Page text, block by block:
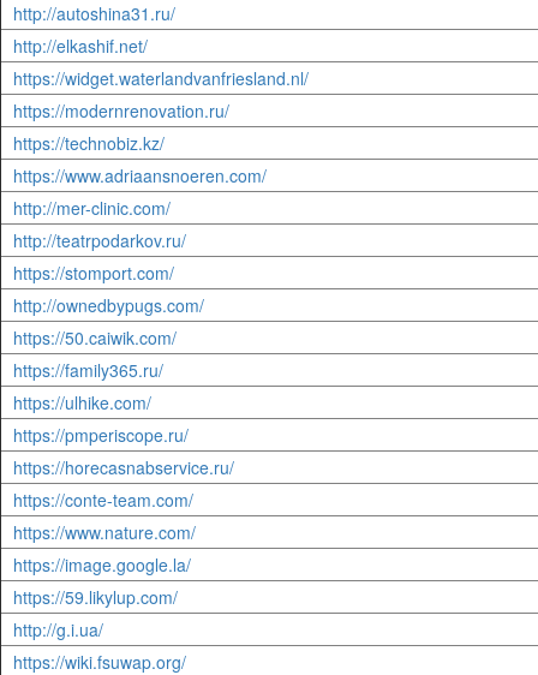
http://autoshina31.ru/
http://elkashif.net/
https://widget.waterlandvanfriesland.nl/
https://modernrenovation.ru/
https://technobiz.kz/
https://www.adriaansnoeren.com/
http://mer-clinic.com/
http://teatrpodarkov.ru/
https://stomport.com/
http://ownedbypugs.com/
https://50.caiwik.com/
https://family365.ru/
https://ulhike.com/
https://pmperiscope.ru/
https://horecasnabservice.ru/
https://conte-team.com/
https://www.nature.com/
https://image.google.la/
https://59.likylup.com/
http://g.i.ua/
https://wiki.fsuwap.org/